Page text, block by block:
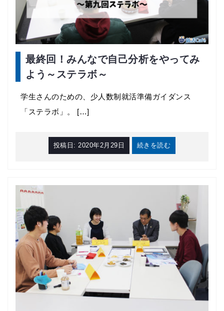
最終回！みんなで自己分析をやってみ
よう～ステラボ～
学生さんのための、少人数制就活準備ガイダンス
「ステラボ」。 […]
投稿日:2020年2月29日 続きを読む